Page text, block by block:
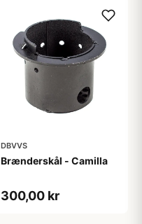
DBVVS
Brænderskål - Camilla
300,00 kr